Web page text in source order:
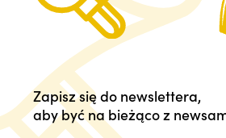
Zapisz się do newslettera,
aby być na bieżąco z